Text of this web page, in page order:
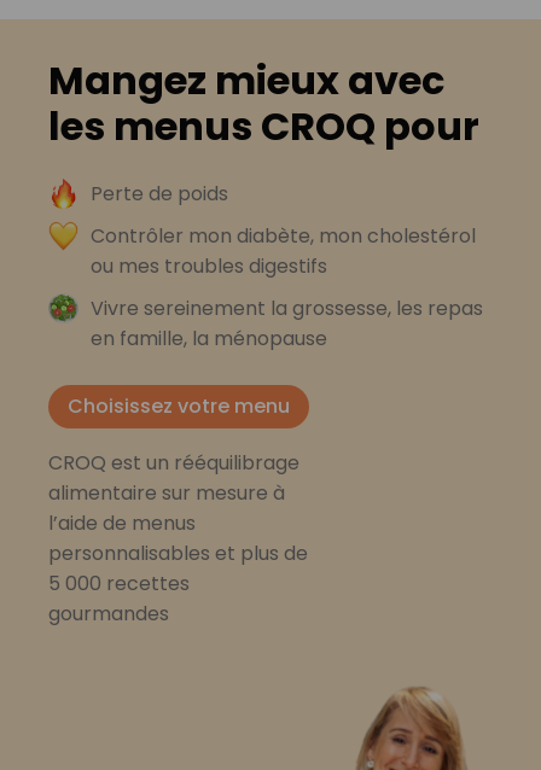
Mangez mieux avec
les menus CROQ pour
Perte de poids
Contrôler mon diabète, mon cholestérol
ou mes troubles digestifs
Vivre sereinement la grossesse, les repas
en famille, la ménopause
Choisissez votre menu
CROQ est un rééquilibrage
alimentaire sur mesure à
l’aide de menus
personnalisables et plus de
5 000 recettes
gourmandes